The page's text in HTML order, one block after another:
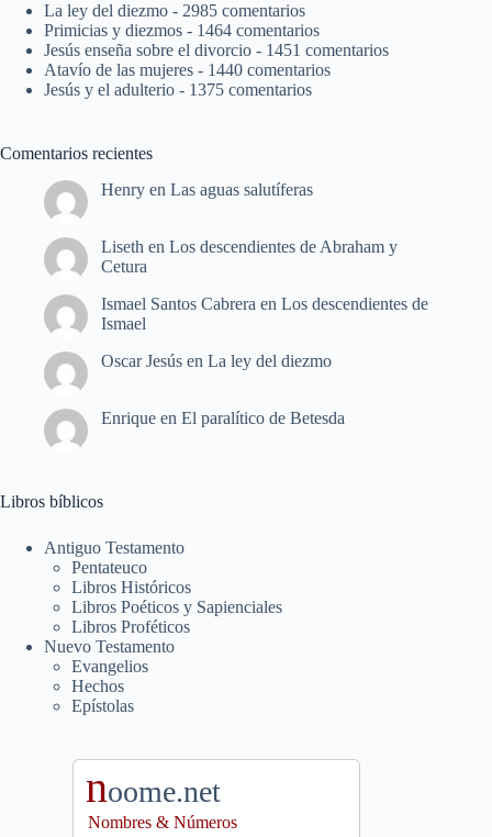
La ley del diezmo - 2985 comentarios
Primicias y diezmos - 1464 comentarios
Jesús enseña sobre el divorcio - 1451 comentarios
Atavío de las mujeres - 1440 comentarios
Jesús y el adulterio - 1375 comentarios
Comentarios recientes
Henry en Las aguas salutíferas
Liseth en Los descendientes de Abraham y
Cetura
Ismael Santos Cabrera en Los descendientes de
Ismael
Oscar Jesús en La ley del diezmo
Enrique en El paralítico de Betesda
Libros bíblicos
Antiguo Testamento
Pentateuco
Libros Históricos
Libros Poéticos y Sapienciales
Libros Proféticos
Nuevo Testamento
Evangelios
Hechos
Epístolas
noome.net
Nombres & Números